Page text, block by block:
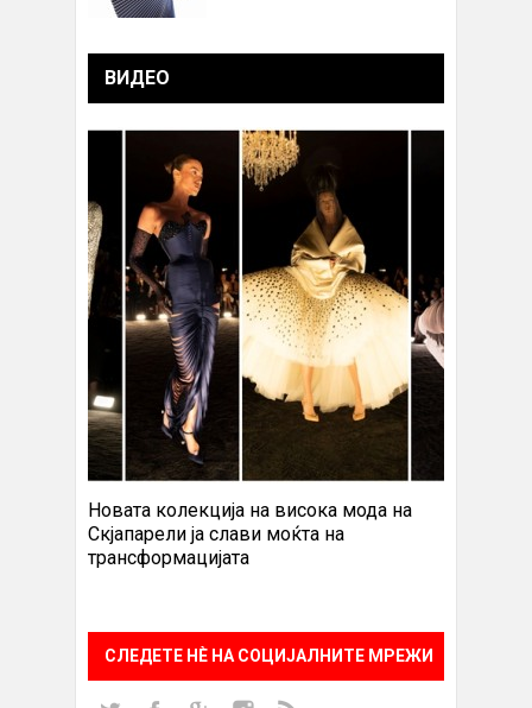
ВИДЕО
Новата колекција на висока мода на
Скјапарели ја слави моќта на
трансформацијата
СЛЕДЕТЕ НÈ НА СОЦИЈАЛНИТЕ МРЕЖИ